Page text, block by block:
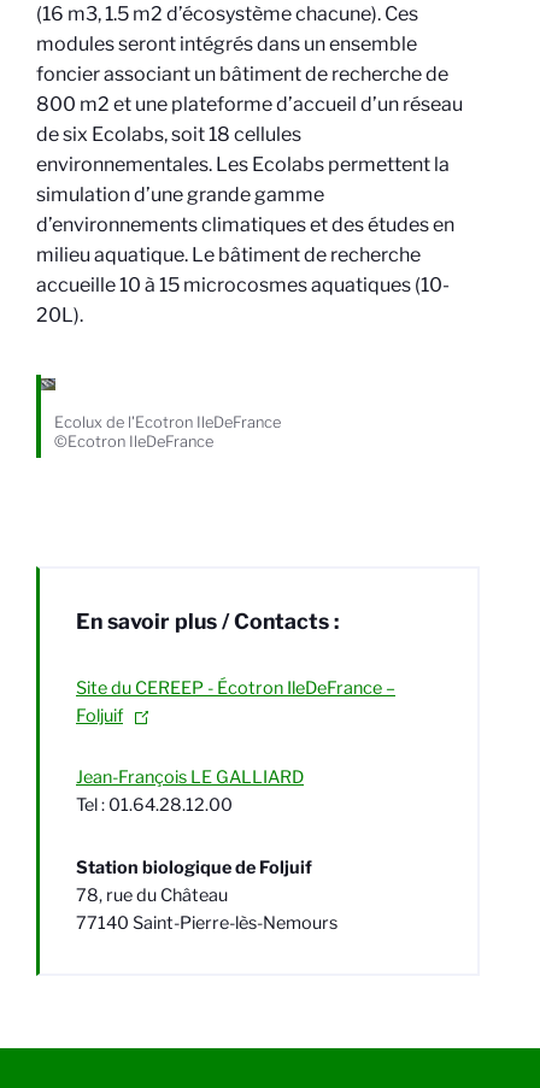
(16 m3, 1.5 m2 d’écosystème chacune). Ces
modules seront intégrés dans un ensemble
foncier associant un bâtiment de recherche de
800 m2 et une plateforme d’accueil d’un réseau
de six Ecolabs, soit 18 cellules
environnementales. Les Ecolabs permettent la
simulation d’une grande gamme
d’environnements climatiques et des études en
milieu aquatique. Le bâtiment de recherche
accueille 10 à 15 microcosmes aquatiques (10-
20L).
Ecolux de l'Ecotron IleDeFrance
©Ecotron IleDeFrance
En savoir plus / Contacts :
Site du CEREEP - Écotron IleDeFrance –
Foljuif
Jean-François LE GALLIARD
Tel : 01.64.28.12.00
Station biologique de Foljuif
78, rue du Château
77140 Saint-Pierre-lès-Nemours